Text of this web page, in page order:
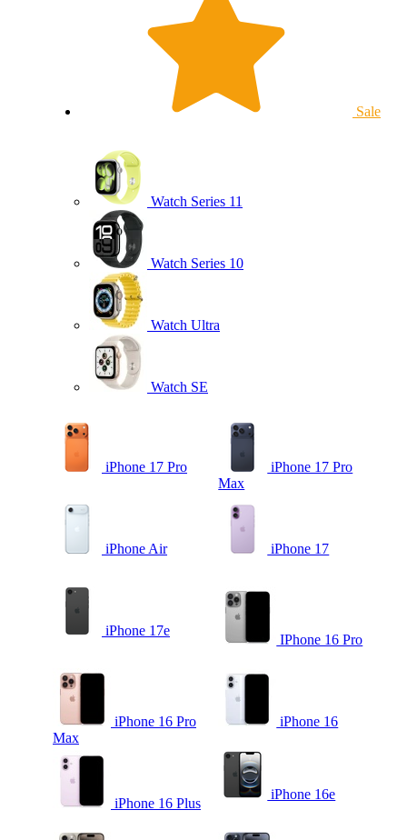
Sale
Watch Series 11
Watch Series 10
Watch Ultra
Watch SE
iPhone 17 Pro
iPhone 17 Pro
Max
iPhone Air iPhone 17
iPhone 17e
IPhone 16 Pro
iPhone 16 Pro
Max
iPhone 16
iPhone 16 Plus
iPhone 16e